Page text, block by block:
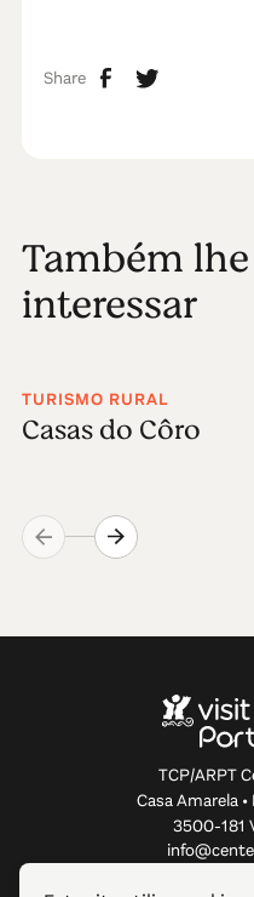
Share
Também
interessar
TURISMO RURAL
Casas do Côro
TCP/ARPT
Casa Amarela
3500-181